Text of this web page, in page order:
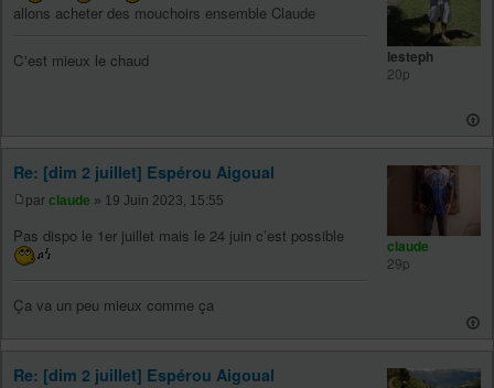
allons acheter des mouchoirs ensemble Claude
C'est mieux le chaud lesteph
20p
Re: [dim 2 juillet] Espérou Aigoual
par claude » 19 Juin 2023, 15:55
Pas dispo le 1er juillet mais le 24 juin c’est possible
Ça va un peu mieux comme ça
claude
29p
Re: [dim 2 juillet] Espérou Aigoual